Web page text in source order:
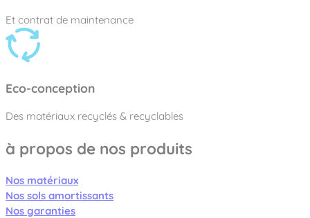
Et contrat de maintenance
Eco-conception
Des matériaux recyclés & recyclables
à propos de nos produits
Nos matériaux
Nos sols amortissants
Nos garanties